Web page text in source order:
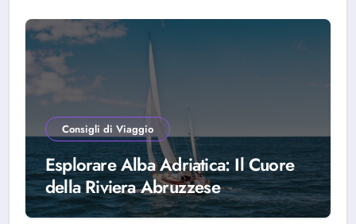
Consigli di Viaggio
Esplorare Alba Adriatica: Il Cuore
della Riviera Abruzzese